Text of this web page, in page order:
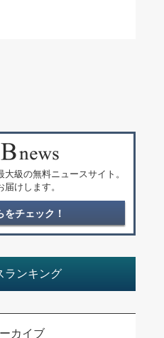
級の無料ニュースサイト。
けします。
をチェック！
ランキング
カイブ